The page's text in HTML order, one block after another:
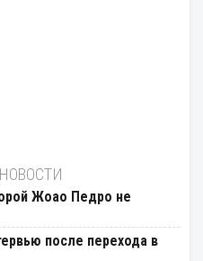
Жоао Педро не
после перехода в